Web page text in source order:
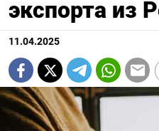
экспорта из
11.04.2025